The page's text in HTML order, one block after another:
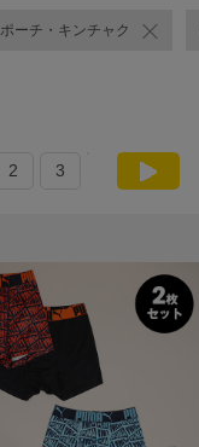
ポーチ・キンチャク
2 3